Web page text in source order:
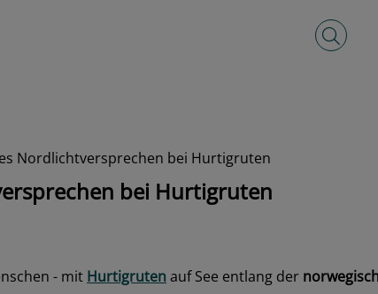
Nordlichtversprechen bei Hurtigruten
bei Hurtigruten
- mit Hurtigruten auf See entlang der